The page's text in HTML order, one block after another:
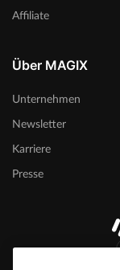
Affiliate
Über MAGIX
Unternehmen
Newsletter
Karriere
Presse